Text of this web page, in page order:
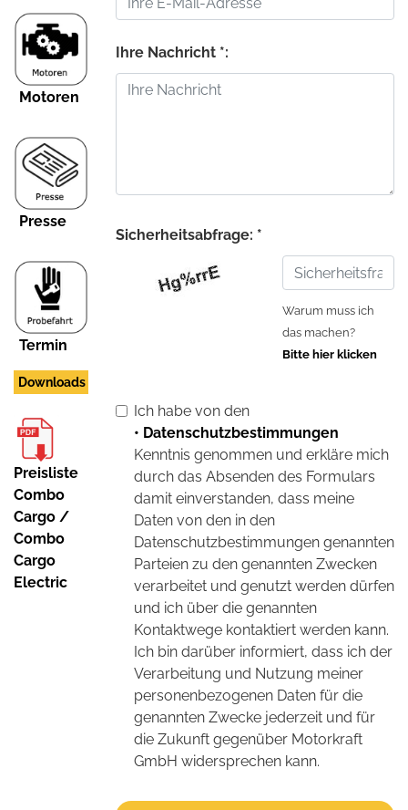
Motoren
Presse
Termin
Downloads
Preisliste
Combo
Cargo /
Combo
Cargo
Electric
Ihre Nachricht *:
Sicherheitsabfrage: *
Warum muss ich
das machen?
Bitte hier klicken
Ich habe von den
• Datenschutzbestimmungen
Kenntnis genommen und erkläre mich
durch das Absenden des Formulars
damit einverstanden, dass meine
Daten von den in den
Datenschutzbestimmungen genannten
Parteien zu den genannten Zwecken
verarbeitet und genutzt werden dürfen
und ich über die genannten
Kontaktwege kontaktiert werden kann.
Ich bin darüber informiert, dass ich der
Verarbeitung und Nutzung meiner
personenbezogenen Daten für die
genannten Zwecke jederzeit und für
die Zukunft gegenüber Motorkraft
GmbH widersprechen kann.